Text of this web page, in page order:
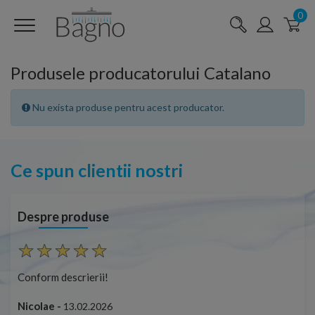
0
Produsele producatorului Catalano
Nu exista produse pentru acest producator.
Ce spun clientii nostri
Despre produse
Conform descrierii!
Nicolae - 13.02.2026